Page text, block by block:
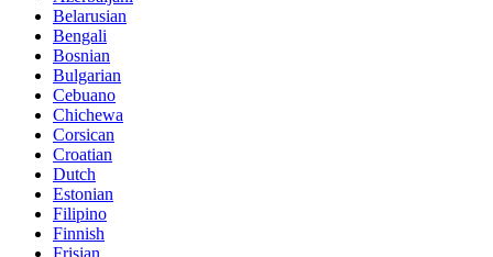
Belarusian
Bengali
Bosnian
Bulgarian
Cebuano
Chichewa
Corsican
Croatian
Dutch
Estonian
Filipino
Finnish
Frisian